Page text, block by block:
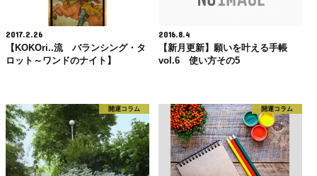
2017.2.26
【KOKOri..流 バランシング・タ
ロット～ワンドのナイト】
2016.8.4
【新月更新】願いを叶える手帳
vol.6 使い方その5
開運コラム 開運コラム